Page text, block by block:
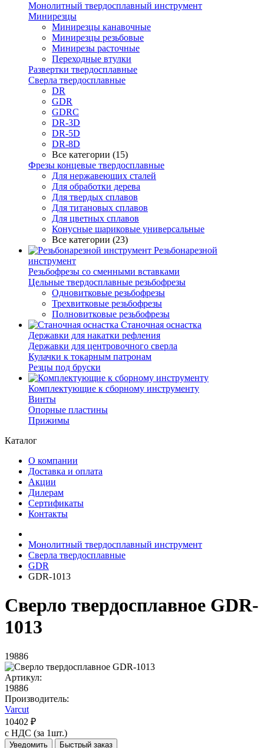
Монолитный твердосплавный инструмент
Минирезцы
Минирезцы канавочные
Минирезцы резьбовые
Минирезы расточные
Переходные втулки
Развертки твердосплавные
Сверла твердосплавные
DR
GDR
GDRC
DR-3D
DR-5D
DR-8D
Все категории (15)
Фрезы концевые твердосплавные
Для нержавеющих сталей
Для обработки дерева
Для твердых сплавов
Для титановых сплавов
Для цветных сплавов
Конусные шариковые универсальные
Все категории (23)
Резьбонарезной
инструмент
Резьбофрезы со сменными вставками
Цельные твердосплавные резьбофрезы
Одновитковые резьбофрезы
Трехвитковые резьбофрезы
Полновитковые резьбофрезы
Станочная оснастка
Державки для накатки рефления
Державки для центровочного сверла
Кулачки к токарным патронам
Резцы под бруски
Комплектующие к сборному инструменту
Винты
Опорные пластины
Прижимы
Каталог
О компании
Доставка и оплата
Акции
Дилерам
Сертификаты
Контакты
Монолитный твердосплавный инструмент
Сверла твердосплавные
GDR
GDR-1013
Сверло твердосплавное GDR-
1013
19886
Артикул:
19886
Производитель:
Varcut
10402 ₽
с НДС (за 1шт.)
Уведомить Быстрый заказ